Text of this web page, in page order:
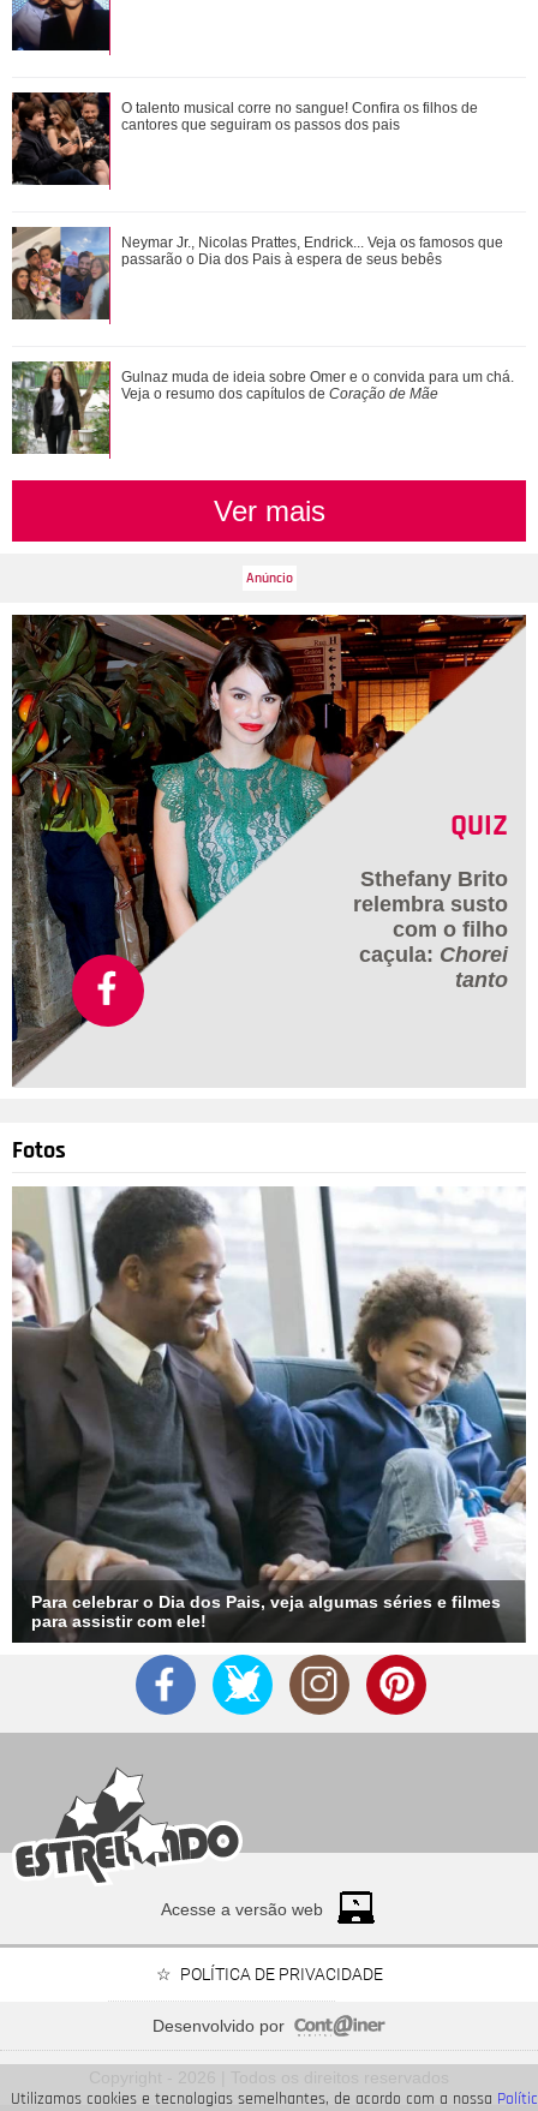
Utilizamos cookies e tecnologias semelhantes, de acordo com a nossa
Neymar Jr., Nicolas Prattes, Endrick... Veja os famosos que
passarão o Dia dos Pais à esper...
Bruna Marquezine, Camila Cabello, Hailey Bieber...
Relembre os amores - e affairs - de Shawn ...
Alexandre Nero, Edson Celulari, Daniel... Veja os famosos
que foram papais mais velhos
O talento musical corre no sangue! Confira os filhos de
cantores que seguiram os passos dos pais
Neymar Jr., Nicolas Prattes, Endrick... Veja os famosos que
passarão o Dia dos Pais à espera de seus bebês
Gulnaz muda de ideia sobre Omer e o convida para um chá.
Veja o resumo dos capítulos de Coração de Mãe
Ver mais
QUIZ
Sthefany Brito
relembra susto
com o filho
caçula: Chorei
tanto
Fotos
Para celebrar o Dia dos Pais, veja algumas séries e filmes
para assistir com ele!
Acesse a versão web
POLÍTICA DE PRIVACIDADE
Desenvolvido por